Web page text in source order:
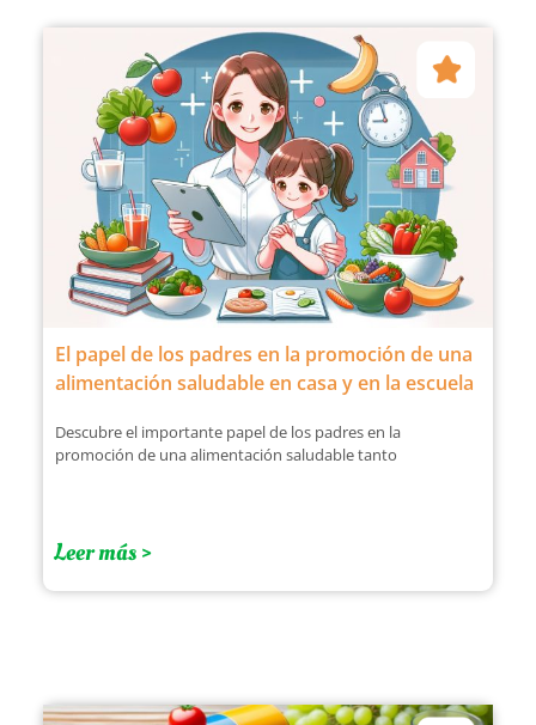
El papel de los padres en la promoción de una
alimentación saludable en casa y en la escuela
Descubre el importante papel de los padres en la
promoción de una alimentación saludable tanto
Leer más >